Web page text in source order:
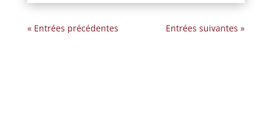
« Entrées précédentes Entrées suivantes »